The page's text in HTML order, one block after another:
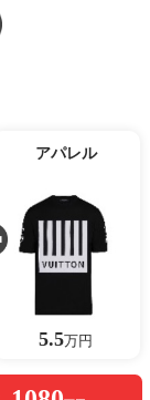
アパレル
5.5万円